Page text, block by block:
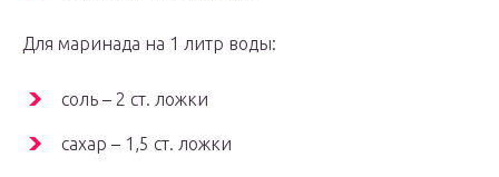
Для маринада на 1 литр воды:
соль – 2 ст. ложки
сахар – 1,5 ст. ложки